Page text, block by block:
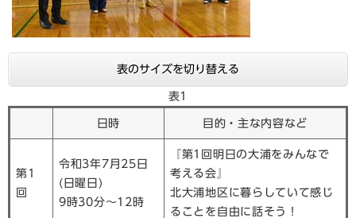
表のサイズを切り替える
表1
日時 目的・主な内容など
第1
回
令和3年7月25日
(日曜日)
9時30分～12時
『第1回明日の大浦をみんなで
考える会』
北大浦地区に暮らしていて感じ
ることを自由に話そう！